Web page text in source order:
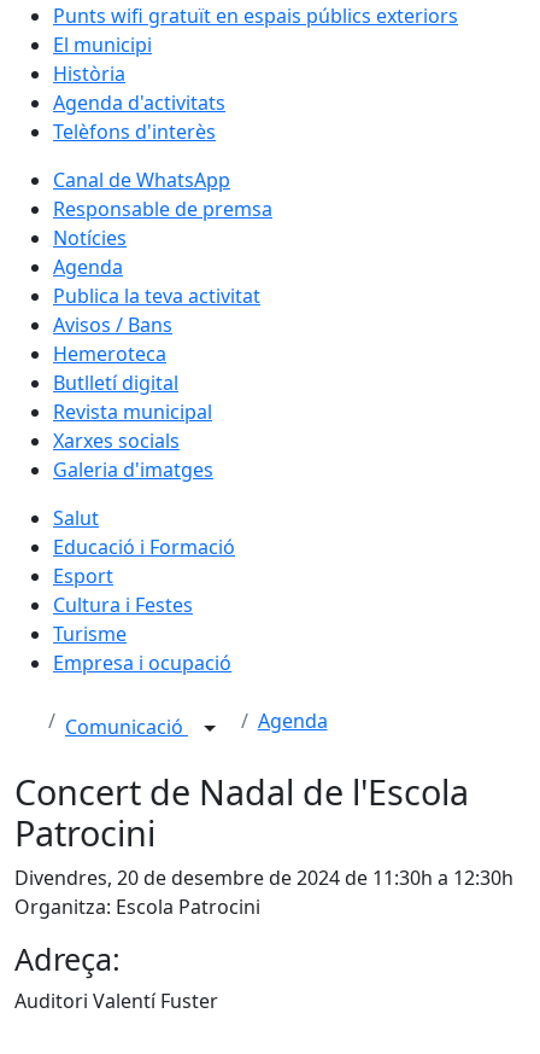
Punts wifi gratuït en espais públics exteriors
El municipi
Història
Agenda d'activitats
Telèfons d'interès
Canal de WhatsApp
Responsable de premsa
Notícies
Agenda
Publica la teva activitat
Avisos / Bans
Hemeroteca
Butlletí digital
Revista municipal
Xarxes socials
Galeria d'imatges
Salut
Educació i Formació
Esport
Cultura i Festes
Turisme
Empresa i ocupació
Comunicació Agenda
Concert de Nadal de l'Escola
Patrocini
Divendres, 20 de desembre de 2024 de 11:30h a 12:30h
Organitza: Escola Patrocini
Adreça:
Auditori Valentí Fuster